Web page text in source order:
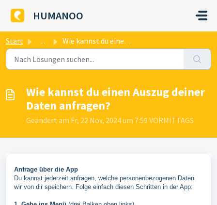
HUMANOO
Start ... Wie kannst du einen Auszug deiner Daten anfragen?
Wie kannst du einen Auszug deiner
Daten anfragen?
Geändert am Fr, 22 Nov, 2024 um 7:59 VORMITTAGS
Anfrage über die App
Du kannst jederzeit anfragen, welche personenbezogenen Daten
wir von dir speichern. Folge einfach diesen Schritten in der App: